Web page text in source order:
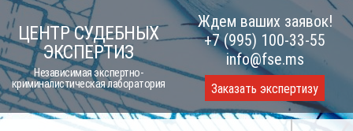
Skip
to
content
ЦЕНТР СУДЕБНЫХ
ЭКСПЕРТИЗ
Независимая экспертно-
криминалистическая лаборатория
Ждем ваших заявок!
+7 (995) 100-33-55
info@fse.ms
Заказать экспертизу